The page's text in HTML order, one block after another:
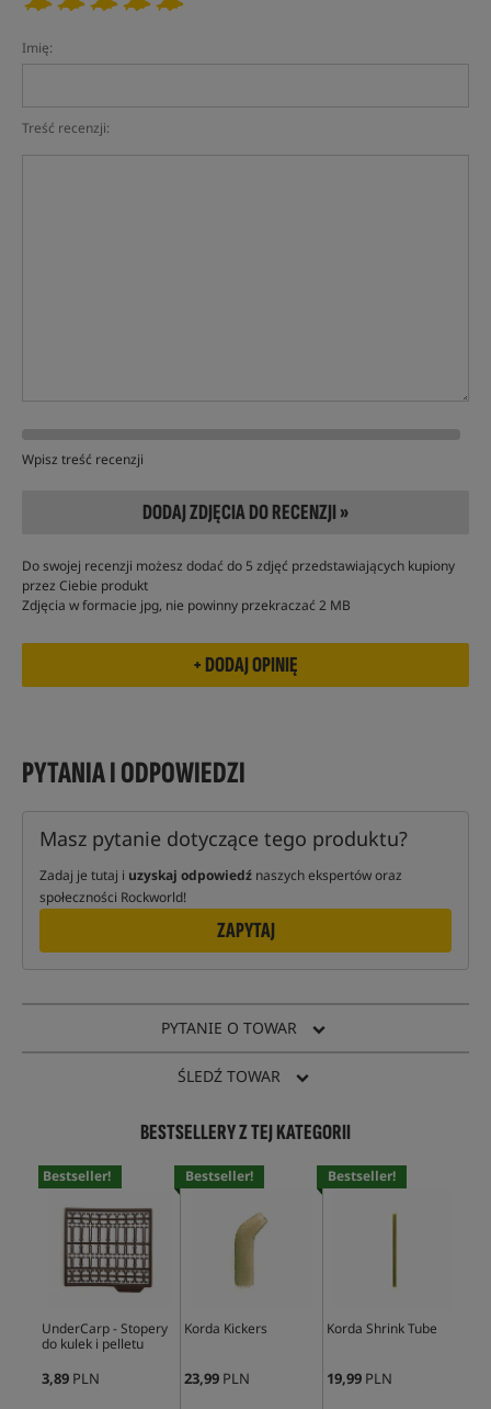
Imię:
Treść recenzji:
Wpisz treść recenzji
DODAJ ZDJĘCIA DO RECENZJI »
Do swojej recenzji możesz dodać do 5 zdjęć przedstawiających kupiony
przez Ciebie produkt
Zdjęcia w formacie jpg, nie powinny przekraczać 2 MB
PYTANIA I ODPOWIEDZI
Masz pytanie dotyczące tego produktu?
Zadaj je tutaj i uzyskaj odpowiedź naszych ekspertów oraz
społeczności Rockworld!
ZAPYTAJ
PYTANIE O TOWAR
ŚLEDŹ TOWAR
BESTSELLERY Z TEJ KATEGORII
Bestseller!
UnderCarp - Stopery
do kulek i pelletu
3,89 PLN
Bestseller!
Korda Kickers
23,99 PLN
Bestseller!
Korda Shrink Tube
19,99 PLN